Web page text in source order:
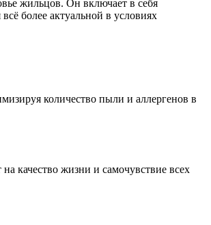
жильцов. Он включает в себя
более актуальной в условиях
количество пыли и аллергенов в
качество жизни и самочувствие всех